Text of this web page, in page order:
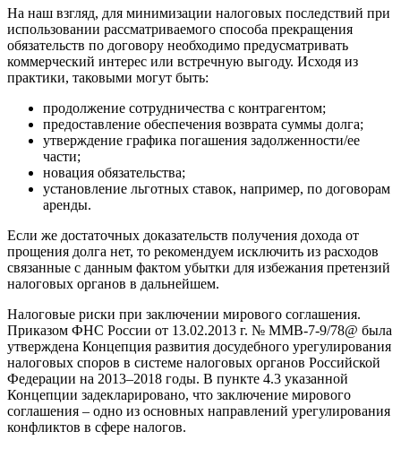
На наш взгляд, для минимизации налоговых последствий при
использовании рассматриваемого способа прекращения
обязательств по договору необходимо предусматривать
коммерческий интерес или встречную выгоду. Исходя из
практики, таковыми могут быть:
продолжение сотрудничества с контрагентом;
предоставление обеспечения возврата суммы долга;
утверждение графика погашения задолженности/ее
части;
новация обязательства;
установление льготных ставок, например, по договорам
аренды.
Если же достаточных доказательств получения дохода от
прощения долга нет, то рекомендуем исключить из расходов
связанные с данным фактом убытки для избежания претензий
налоговых органов в дальнейшем.
Налоговые риски при заключении мирового соглашения.
Приказом ФНС России от 13.02.2013 г. № ММВ-7-9/78@ была
утверждена Концепция развития досудебного урегулирования
налоговых споров в системе налоговых органов Российской
Федерации на 2013–2018 годы. В пункте 4.3 указанной
Концепции задекларировано, что заключение мирового
соглашения – одно из основных направлений урегулирования
конфликтов в сфере налогов.